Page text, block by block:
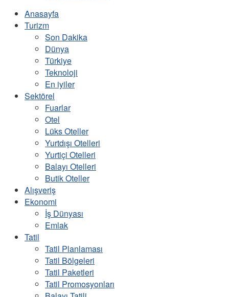
Anasayfa
Turizm
Son Dakika
Dünya
Türkiye
Teknoloji
En iyiler
Sektörel
Fuarlar
Otel
Lüks Oteller
Yurtdışı Otelleri
Yurtiçi Otelleri
Balayı Otelleri
Butik Oteller
Alışveriş
Ekonomi
İş Dünyası
Emlak
Tatil
Tatil Planlaması
Tatil Bölgeleri
Tatil Paketleri
Tatil Promosyonları